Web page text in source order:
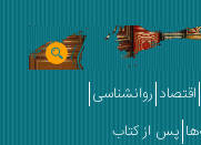
اقتصاد روانشناسی
پس از کتاب